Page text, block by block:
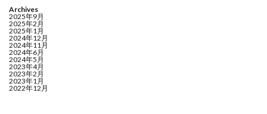
Archives
2025年9月
2025年2月
2025年1月
2024年12月
2024年11月
2024年6月
2024年5月
2023年4月
2023年2月
2023年1月
2022年12月